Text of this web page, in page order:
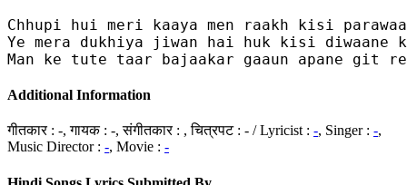
Chhupi hui meri kaaya men raakh kisi
Ye mera dukhiya jiwan hai huk kisi
Man ke tute taar bajaakar gaaun apane git
Additional Information
गीतकार : -, गायक : -, संगीतकार : , चित्रपट : - / Lyricist : -, Singer : -,
Music Director : -, Movie : -